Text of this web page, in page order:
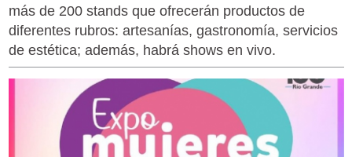
más de 200 stands que ofrecerán productos de
diferentes rubros: artesanías, gastronomía, servicios
de estética; además, habrá shows en vivo.